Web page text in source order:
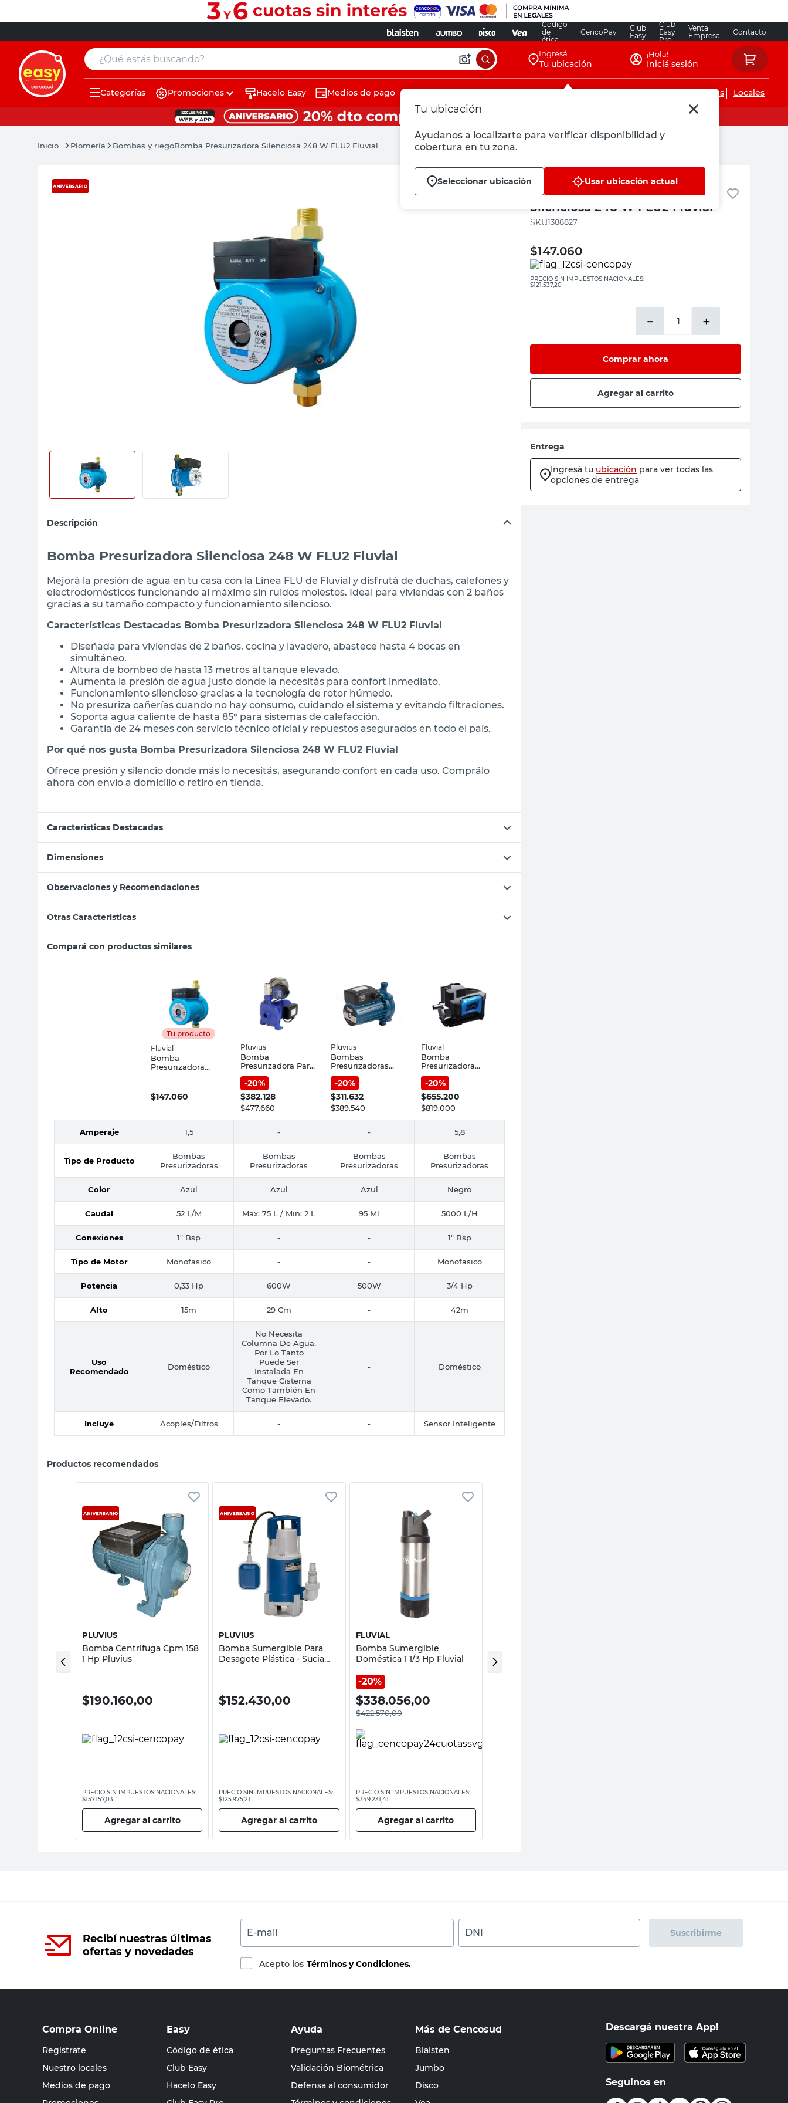
Código
de
ética
CencoPay
Club
Easy
Club
Easy
Pro
Venta
Empresa
Contacto
¿Qué estás buscando? Ingresá
Tu ubicación
Tu ubicación
Ayudanos a localizarte para verificar disponibilidad y
cobertura en tu zona.
Seleccionar ubicación Usar ubicación actual
¡Hola!
Iniciá sesión
Categorías Promociones Hacelo Easy Medios de pago Servicios de instalaciones Locales
Plomería Bombas y riegoBomba Presurizadora Silenciosa 248 W FLU2 Fluvial
Descripción
Bomba Presurizadora Silenciosa 248 W FLU2 Fluvial
Mejorá la presión de agua en tu casa con la Línea FLU de Fluvial y disfrutá de duchas, calefones y
electrodomésticos funcionando al máximo sin ruidos molestos. Ideal para viviendas con 2 baños
gracias a su tamaño compacto y funcionamiento silencioso.
Características Destacadas Bomba Presurizadora Silenciosa 248 W FLU2 Fluvial
Diseñada para viviendas de 2 baños, cocina y lavadero, abastece hasta 4 bocas en
simultáneo.
Altura de bombeo de hasta 13 metros al tanque elevado.
Aumenta la presión de agua justo donde la necesitás para confort inmediato.
Funcionamiento silencioso gracias a la tecnología de rotor húmedo.
No presuriza cañerías cuando no hay consumo, cuidando el sistema y evitando filtraciones.
Soporta agua caliente de hasta 85° para sistemas de calefacción.
Garantía de 24 meses con servicio técnico oficial y repuestos asegurados en todo el país.
Por qué nos gusta Bomba Presurizadora Silenciosa 248 W FLU2 Fluvial
Ofrece presión y silencio donde más lo necesitás, asegurando confort en cada uso. Comprálo
ahora con envío a domicilio o retiro en tienda.
Características Destacadas
Dimensiones
Observaciones y Recomendaciones
Otras Características
Compará con productos similares
Tu producto
Fluvial
Bomba
Presurizadora
$147.060
Pluvius
Bomba
Presurizadora Para
Tanque Cisterna
600W Pluvius
-20%
$382.128
$477.660
Pluvius
Bombas
Presurizadoras
500W Pluvius
-20%
$311.632
$389.540
Fluvial
Bomba
Presurizadora
Experta Tecnología
Inverter Fluvial
-20%
$655.200
$819.000
Amperaje 1,5 - - 5,8
Tipo de Producto
Bombas
Presurizadoras
Bombas
Presurizadoras
Bombas
Presurizadoras
Bombas
Presurizadoras
Color Azul Azul Azul Negro
Caudal 52 L/M Max: 75 L / Min: 2 L 95 Ml 5000 L/H
Conexiones 1" Bsp - - 1" Bsp
Tipo de Motor Monofasico - - Monofasico
Potencia 0,33 Hp 600W 500W 3/4 Hp
Alto 15m 29 Cm - 42m
Uso
Recomendado
Doméstico
No Necesita
Columna De Agua,
Por Lo Tanto
Puede Ser
Instalada En
Tanque Cisterna
Como También En
Tanque Elevado.
- Doméstico
Incluye Acoples/Filtros - - Sensor Inteligente
Productos recomendados
Vista rápida
PLUVIUS
Bomba Centrífuga Cpm 158
1 Hp Pluvius
$190.160,00
PRECIO SIN IMPUESTOS NACIONALES:
$157.157,03
Agregar al carrito
Vista rápida
PLUVIUS
Bomba Sumergible Para
Desagote Plástica - Sucia
$152.430,00
PRECIO SIN IMPUESTOS NACIONALES:
$125.975,21
Agregar al carrito
Vista rápida
FLUVIAL
Bomba Sumergible
Doméstica 1 1/3 Hp Fluvial
20%
$338.056,00
$422.570,00
PRECIO SIN IMPUESTOS NACIONALES:
$349.231,41
Agregar al carrito
Pozo Profundo 1 Hp Pluvius
Fluvial
Bomba Presurizadora
Silenciosa 248 W FLU2 Fluvial
:1388827
$147.060
PRECIO SIN IMPUESTOS NACIONALES:
$121.537,20
＋
－
Comprar ahora
Agregar al carrito
Entrega
Ingresá tu ubicación para ver todas las
opciones de entrega
Recibí nuestras últimas
ofertas y novedades
E-mail DNI Suscribirme
Acepto los Términos y Condiciones.
Compra Online
Registrate
Nuestro locales
Medios de pago
Easy
Código de ética
Club Easy
Hacelo Easy
Ayuda
Preguntas Frecuentes
Validación Biométrica
Defensa al consumidor
Más de Cencosud
Blaisten
Jumbo
Disco
Descargá nuestra App!
Seguinos en
muebles